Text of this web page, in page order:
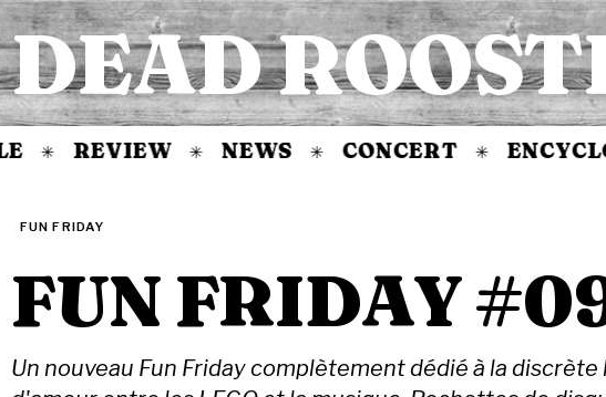
DEAD
REVIEW ✳ NEWS ✳ CONCERT ✳
FUN FRIDAY
FUN FRIDAY
Un nouveau Fun Friday complètement dédié à la